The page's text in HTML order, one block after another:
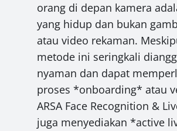
orang di depan kamera
yang hidup dan bukan
atau video rekaman.
metode ini seringkali
nyaman dan dapat
proses *onboarding* atau
ARSA Face Recognition &
juga menyediakan *active